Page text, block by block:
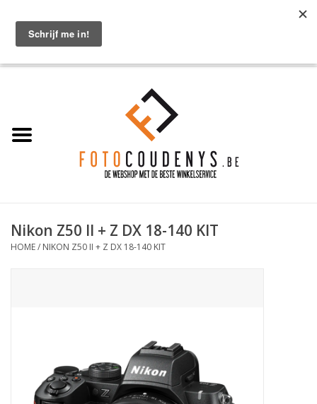
OPGELET: pasfoto's zijn enkel op afspraak!!! Maak online een afspraak via
Home
PROMO
Nikon Z50 II + Z DX 18-140 KIT
HOME/ NIKON Z50 II + Z DX 18-140 KIT